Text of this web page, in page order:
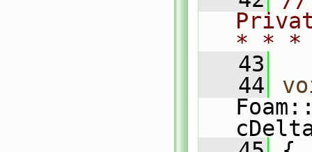
* *
   43
   44